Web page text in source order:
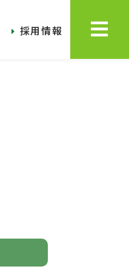
採用情報